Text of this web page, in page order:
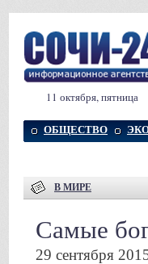
11 октября, пятница
ОБЩЕСТВО
В МИРЕ
Самые
29 сентября